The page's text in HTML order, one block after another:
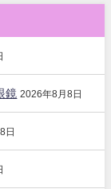
鏡 2026年8月8日
日